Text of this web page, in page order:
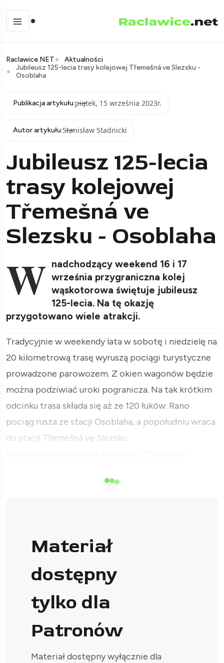
Raclawice.NET
Aktualności
Jubileusz 125-lecia trasy kolejowej Třemešná ve Slezsku -
Osoblaha
Publikacja artykułu:piątek, 15 września 2023r.
Autor artykułu:Stanisław Stadnicki
Jubileusz 125-lecia
trasy kolejowej
Třemešná ve
Slezsku - Osoblaha
W nadchodzący weekend 16 i 17
września przygraniczna kolej
wąskotorowa świętuje jubileusz
125-lecia. Na tę okazję
przygotowano wiele atrakcji.
Tradycyjnie w weekendy lata w sobotę i niedzielę na
20 kilometrową trasę wyruszą pociągi turystyczne
prowadzone parowozem. Z okien wagonów będzie
można podziwiać uroki pogranicza. Na tak krótkim
odcinku trasa składa się aż ze 120 łuków. Rano
pociąg rusza ze stacji Osoblaha, a popołudniu wraca
do stacji Třemešná ve Slezsku.
Materiał
dostępny
tylko dla
Patronów
Materiał dostępny wyłącznie dla